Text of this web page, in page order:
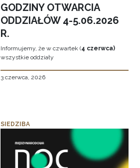
GODZINY OTWARCIA
ODDZIAŁÓW 4-5.06.2026
R.
Informujemy, że w czwartek (4 czerwca)
wszystkie oddziały
3 czerwca, 2026
SIEDZIBA